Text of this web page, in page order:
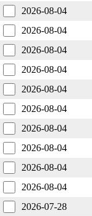
2026-08-04
2026-08-04
2026-08-04
2026-08-04
2026-08-04
2026-08-04
2026-08-04
2026-08-04
2026-08-04
2026-08-04
2026-07-28